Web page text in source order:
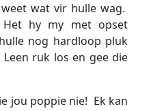
wat vir hulle wag.
hy my met opset
nog hardloop pluk
ruk los en gee die
jou poppie nie! Ek kan